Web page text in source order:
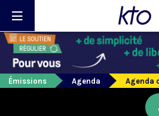
Émissions Agenda Agenda